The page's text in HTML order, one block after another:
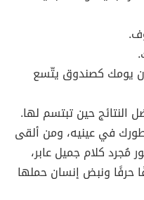
يومك كصندوق يتّسع
النتائج حين تبتسم لها.
في عينيه، ومن ألقى
مُجرد كلام جميل عابر،
حرفًا ونبض إنسان حملها